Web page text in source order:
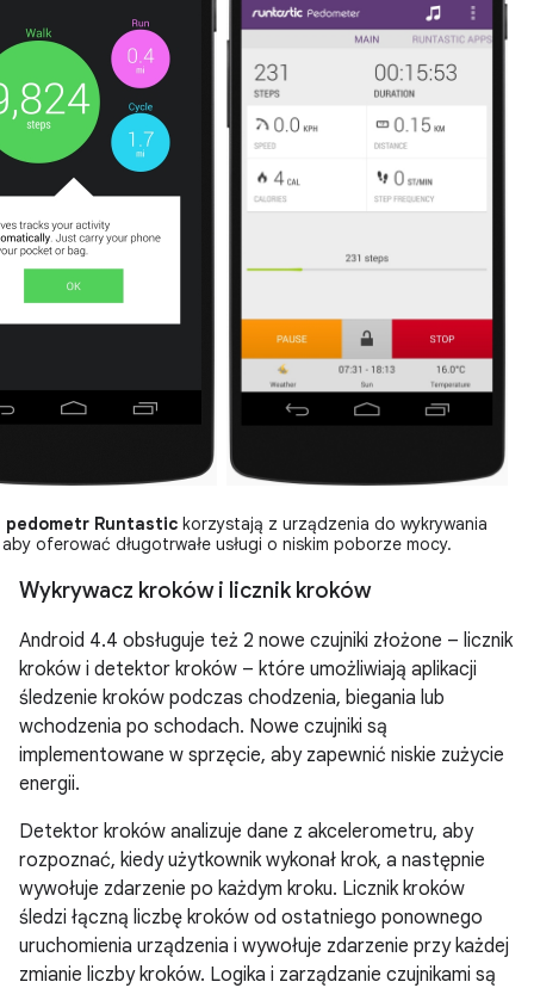
pedometr Runtastic korzystają z urządzenia do wykrywania
oferować długotrwałe usługi o niskim poborze mocy.
Wykrywacz kroków i licznik kroków
Android 4.4 obsługuje też 2 nowe czujniki złożone – licznik
kroków i detektor kroków – które umożliwiają aplikacji
śledzenie kroków podczas chodzenia, biegania lub
wchodzenia po schodach. Nowe czujniki są
implementowane w sprzęcie, aby zapewnić niskie zużycie
energii.
Detektor kroków analizuje dane z akcelerometru, aby
rozpoznać, kiedy użytkownik wykonał krok, a następnie
wywołuje zdarzenie po każdym kroku. Licznik kroków
śledzi łączną liczbę kroków od ostatniego ponownego
uruchomienia urządzenia i wywołuje zdarzenie przy każdej
zmianie liczby kroków. Logika i zarządzanie czujnikami są